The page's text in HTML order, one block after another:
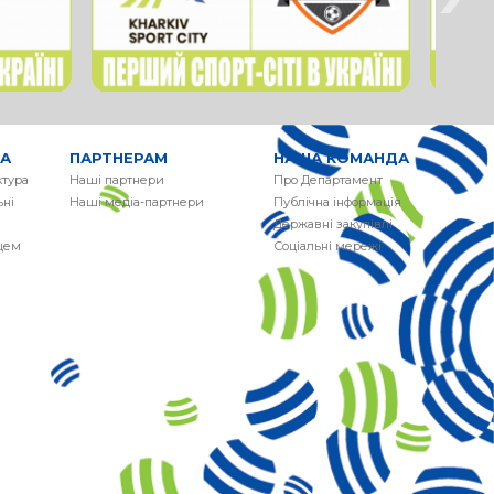
ПАРТНЕРАМ
Наші партнери
Наші медіа-партнери
НАША КОМАНДА
Про Департамент
Публічна інформація
Державні закупівлі
Соціальні мережі